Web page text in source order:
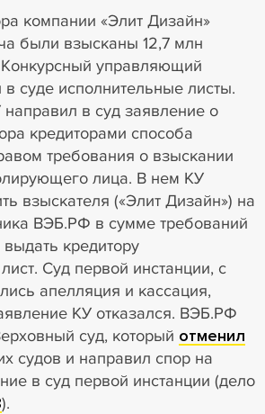
компании «Элит Дизайн»
были взысканы 12,7 млн
управляющий
суде исполнительные листы.
в суд заявление о
кредиторами способа
требования о взыскании
лица. В нем КУ
взыскателя («Элит Дизайн») на
ВЭБ.РФ в сумме требований
кредитору
Суд первой инстанции, с
апелляция и кассация,
КУ отказался. ВЭБ.РФ
суд, который отменил
судов и направил спор на
в суд первой инстанции (дело
).